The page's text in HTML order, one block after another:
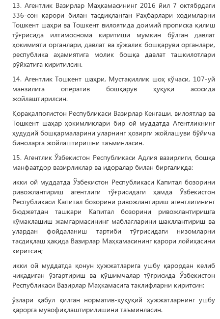
13. Агентлик Вазирлар Маҳкамасининг 2016 йил 7 октябрдаги
336-сон қарори билан тасдиқланган Раҳбарлари ходимларни
Тошкент шаҳри ва Тошкент вилоятида доимий прописка қилиш
тўғрисида илтимоснома киритиши мумкин бўлган давлат
ҳокимияти органлари, давлат ва хўжалик бошқаруви органлари,
республика аҳамиятига молик бошқа давлат ташкилотлари
рўйхатига киритилсин.
14. Агентлик Тошкент шаҳри, Мустақиллик шоҳ кўчаси, 107-уй
манзилига оператив бошқарув ҳуқуқи асосида
жойлаштирилсин.
Қорақалпоғистон Республикаси Вазирлар Кенгаши, вилоятлар ва
Тошкент шаҳар ҳокимликлари бир ой муддатда Агентликнинг
ҳудудий бошқармаларини уларнинг ҳозирги жойлашуви бўйича
биноларга жойлаштиришни таъминласин.
15. Агентлик Ўзбекистон Республикаси Адлия вазирлиги, бошқа
манфаатдор вазирликлар ва идоралар билан биргаликда:
икки ой муддатда Ўзбекистон Республикаси Капитал бозорини
ривожлантириш агентлиги тўғрисидаги ҳамда Ўзбекистон
Республикаси Капитал бозорини ривожлантириш агентлигининг
бюджетдан ташқари Капитал бозорини ривожлантиришга
кўмаклашиш жамғармасининг маблағларини шакллантириш ва
улардан фойдаланиш тартиби тўғрисидаги низомларни
тасдиқлаш ҳақида Вазирлар Маҳкамасининг қарори лойиҳасини
киритсин;
икки ой муддатда қонун ҳужжатларига ушбу қарордан келиб
чиқадиган ўзгартириш ва қўшимчалар тўғрисида Ўзбекистон
Республикаси Вазирлар Маҳкамасига таклифларни киритсин;
ўзлари қабул қилган норматив-ҳуқуқий ҳужжатларнинг ушбу
қарорга мувофиқлаштирилишини таъминласин.